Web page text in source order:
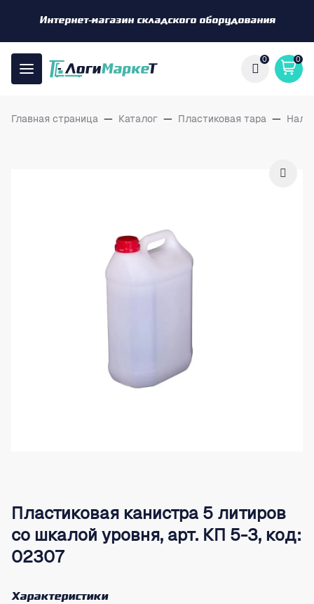
Интернет-магазин складского оборудования
0 0
Главная страница — Каталог — Пластиковая тара —
Пластиковая канистра 5 литиров
со шкалой уровня, арт. КП 5-3, код:
02307
Характеристики